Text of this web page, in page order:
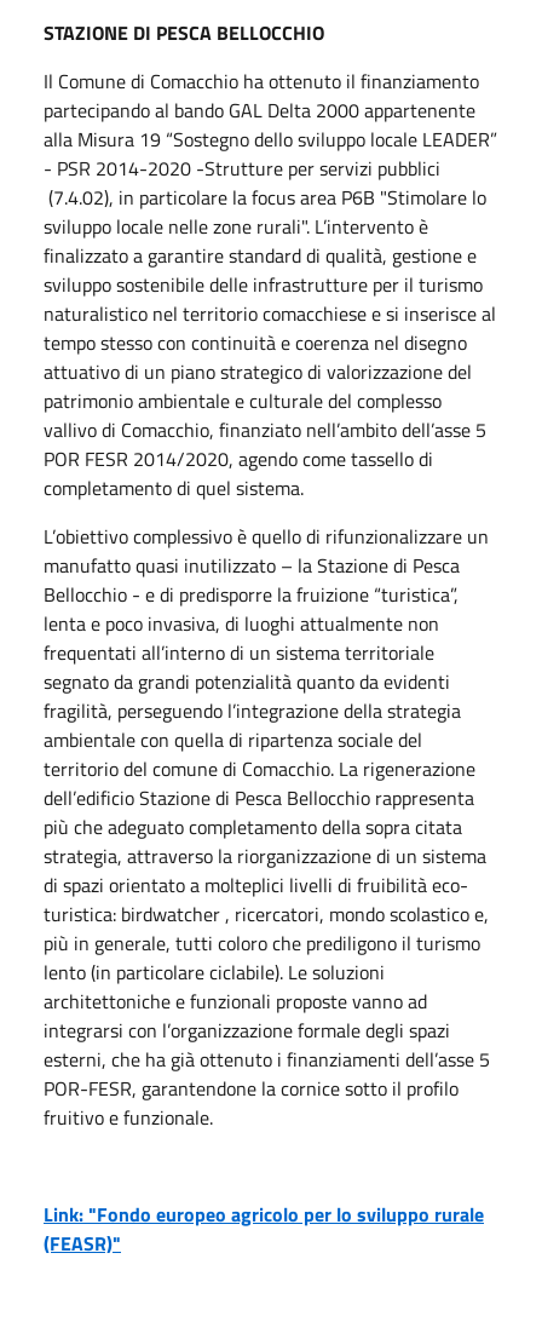
STAZIONE DI PESCA BELLOCCHIO
Il Comune di Comacchio ha ottenuto il finanziamento
partecipando al bando GAL Delta 2000 appartenente
alla Misura 19 “Sostegno dello sviluppo locale LEADER”
- PSR 2014-2020 -Strutture per servizi pubblici
(7.4.02), in particolare la focus area P6B "Stimolare lo
sviluppo locale nelle zone rurali". L’intervento è
finalizzato a garantire standard di qualità, gestione e
sviluppo sostenibile delle infrastrutture per il turismo
naturalistico nel territorio comacchiese e si inserisce al
tempo stesso con continuità e coerenza nel disegno
attuativo di un piano strategico di valorizzazione del
patrimonio ambientale e culturale del complesso
vallivo di Comacchio, finanziato nell’ambito dell’asse 5
POR FESR 2014/2020, agendo come tassello di
completamento di quel sistema.
L’obiettivo complessivo è quello di rifunzionalizzare un
manufatto quasi inutilizzato – la Stazione di Pesca
Bellocchio - e di predisporre la fruizione “turistica”,
lenta e poco invasiva, di luoghi attualmente non
frequentati all’interno di un sistema territoriale
segnato da grandi potenzialità quanto da evidenti
fragilità, perseguendo l’integrazione della strategia
ambientale con quella di ripartenza sociale del
territorio del comune di Comacchio. La rigenerazione
dell’edificio Stazione di Pesca Bellocchio rappresenta
più che adeguato completamento della sopra citata
strategia, attraverso la riorganizzazione di un sistema
di spazi orientato a molteplici livelli di fruibilità eco-
turistica: birdwatcher , ricercatori, mondo scolastico e,
più in generale, tutti coloro che prediligono il turismo
lento (in particolare ciclabile). Le soluzioni
architettoniche e funzionali proposte vanno ad
integrarsi con l’organizzazione formale degli spazi
esterni, che ha già ottenuto i finanziamenti dell’asse 5
POR-FESR, garantendone la cornice sotto il profilo
fruitivo e funzionale.
Link: "Fondo europeo agricolo per lo sviluppo rurale
(FEASR)"